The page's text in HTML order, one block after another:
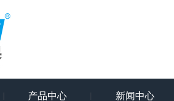
产品中心 新闻中心